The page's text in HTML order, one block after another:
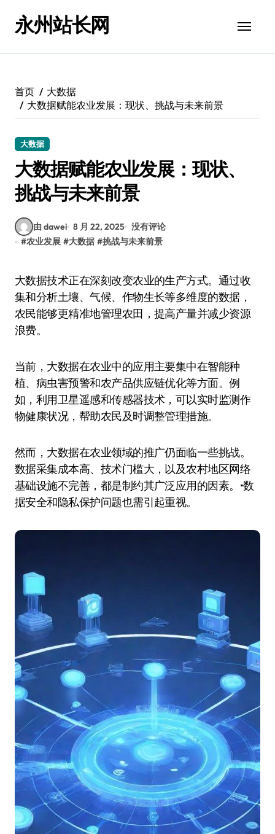
永州站长网
首页
大数据
大数据赋能农业发展：现状、挑战与未来前景
大数据
大数据赋能农业发展：现状、
挑战与未来前景
由 dawei 8 月 22, 2025 没有评论
#农业发展 #大数据 #挑战与未来前景
大数据技术正在深刻改变农业的生产方式。通过收
集和分析土壤、气候、作物生长等多维度的数据，
农民能够更精准地管理农田，提高产量并减少资源
浪费。
当前，大数据在农业中的应用主要集中在智能种
植、病虫害预警和农产品供应链优化等方面。例
如，利用卫星遥感和传感器技术，可以实时监测作
物健康状况，帮助农民及时调整管理措施。
然而，大数据在农业领域的推广仍面临一些挑战。
数据采集成本高、技术门槛大，以及农村地区网络
基础设施不完善，都是制约其广泛应用的因素。•数
据安全和隐私保护问题也需引起重视。